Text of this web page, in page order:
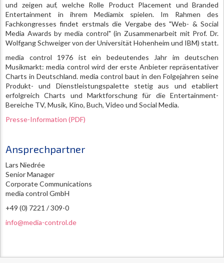
und zeigen auf, welche Rolle Product Placement und Branded
Entertainment in ihrem Mediamix spielen. Im Rahmen des
Fachkongresses findet erstmals die Vergabe des "Web- & Social
Media Awards by media control" (in Zusammenarbeit mit Prof. Dr.
Wolfgang Schweiger von der Universität Hohenheim und IBM) statt.
media control 1976 ist ein bedeutendes Jahr im deutschen
Musikmarkt: media control wird der erste Anbieter repräsentativer
Charts in Deutschland. media control baut in den Folgejahren seine
Produkt- und Dienstleistungspalette stetig aus und etabliert
erfolgreich Charts und Marktforschung für die Entertainment-
Bereiche TV, Musik, Kino, Buch, Video und Social Media.
Presse-Information (PDF)
Ansprechpartner
Lars Niedrée
Senior Manager
Corporate Communications
media control GmbH
+49 (0) 7221 / 309-0
info@media-control.de